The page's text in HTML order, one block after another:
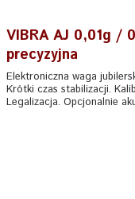
VIBRA AJ 0,01g /
precyzyjna
Elektroniczna waga
Krótki czas stabilizacji.
Legalizacja. Opcjonalnie